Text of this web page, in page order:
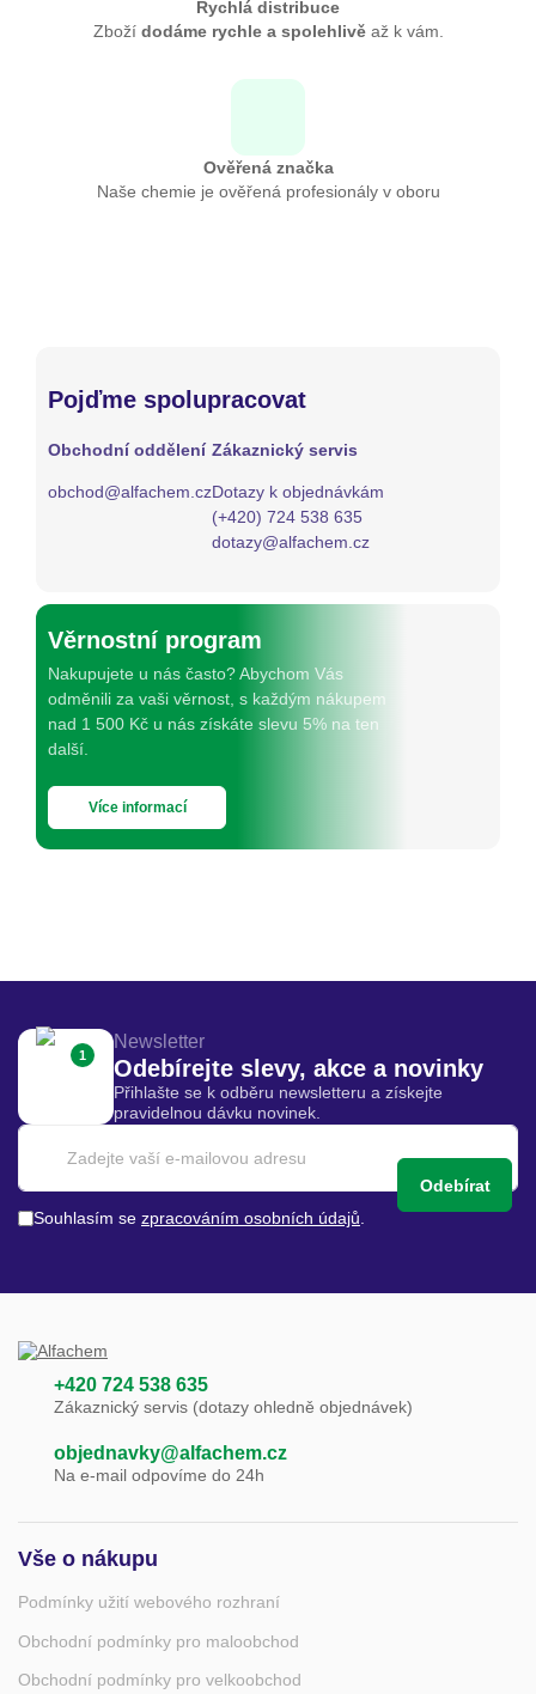
Rychlá distribuce
Zboží dodáme rychle a spolehlivěaž k vám.
Ověřená značka
Naše chemie je ověřená profesionály v oboru
Pojďme spolupracovat
Obchodní oddělení
obchod@alfachem.cz
Zákaznický servis
Dotazy k objednávkám
(+420) 724 538 635
dotazy@alfachem.cz
Věrnostní program
Nakupujete u nás často? Abychom Vás
odměnili za vaši věrnost, s každým nákupem
nad 1 500 Kč u nás získáte slevu 5% na ten
další.
Více informací
1
Newsletter
Odebírejte slevy, akce a novinky
Přihlašte se k odběru newsletteru a získejte
pravidelnou dávku novinek.
Odebírat
Souhlasím se zpracováním osobních údajů
+420 724 538 635
Zákaznický servis (dotazy ohledně objednávek)
objednavky@alfachem.cz
Na e-mail odpovíme do 24h
Vše o nákupu
Podmínky užití webového rozhraní
Obchodní podmínky pro maloobchod
Obchodní podmínky pro velkoobchod